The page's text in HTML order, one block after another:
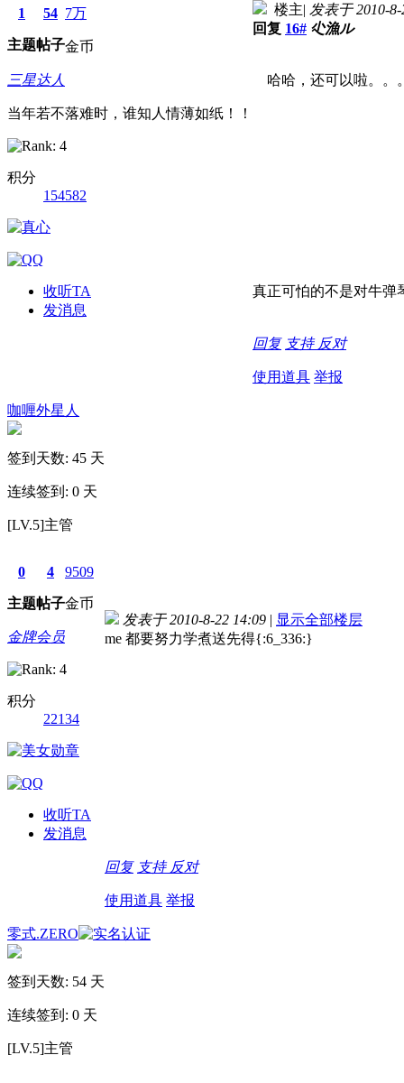
1
主题
54
帖子
7万
金币
三星达人
当年若不落难时，谁知人情薄如纸！！
积分
154582
收听TA
发消息
楼主| 发表于 2010-8-
回复 16# 尐漁ル
哈哈，还可以啦。。
真正可怕的不是对牛弹
回复 支持 反对
使用道具 举报
咖喱外星人
签到天数: 45 天
连续签到: 0 天
[LV.5]主管
0
主题
4
帖子
9509
金币
金牌会员
积分
22134
收听TA
发消息
发表于 2010-8-22 14:09 | 显示全部楼层
me 都要努力学煮送先得{:6_336:}
回复 支持 反对
使用道具 举报
零式.ZERO
签到天数: 54 天
连续签到: 0 天
[LV.5]主管